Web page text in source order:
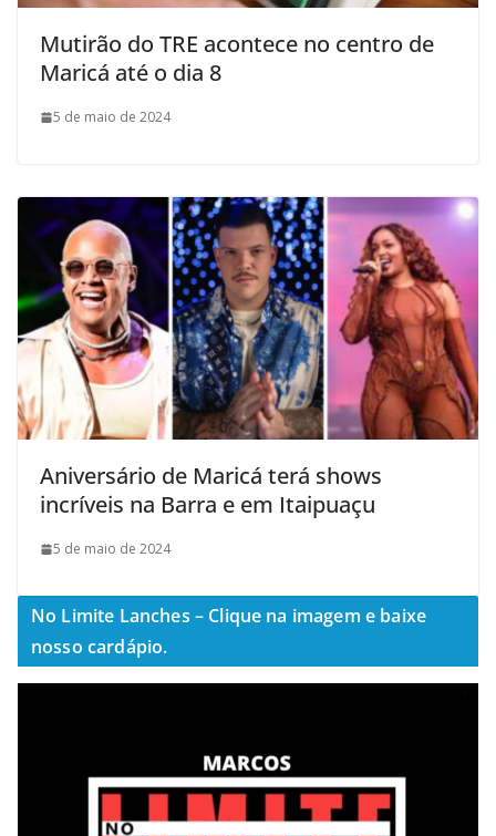
Mutirão do TRE acontece no centro de
Maricá até o dia 8
5 de maio de 2024
Aniversário de Maricá terá shows
incríveis na Barra e em Itaipuaçu
5 de maio de 2024
No Limite Lanches – Clique na imagem e baixe
nosso cardápio.